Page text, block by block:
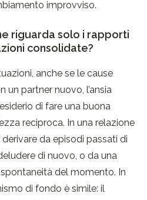
improvviso.
riguarda solo i rapporti
consolidate?
anche se le cause
un partner nuovo, l’ansia
di fare una buona
reciproca. In una relazione
da episodi passati di
di nuovo, o da una
del momento. In
di fondo è simile: il